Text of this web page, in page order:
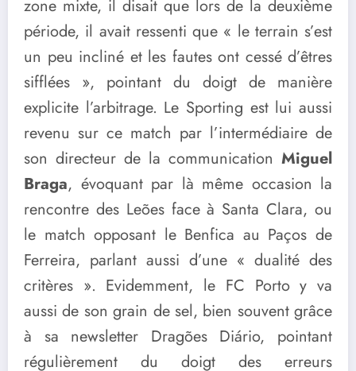
zone mixte, il disait que lors de la deuxième
période, il avait ressenti que « le terrain s’est
un peu incliné et les fautes ont cessé d’êtres
sifflées », pointant du doigt de manière
explicite l’arbitrage. Le Sporting est lui aussi
revenu sur ce match par l’intermédiaire de
son directeur de la communication Miguel
Braga, évoquant par là même occasion la
rencontre des Leões face à Santa Clara, ou
le match opposant le Benfica au Paços de
Ferreira, parlant aussi d’une « dualité des
critères ». Evidemment, le FC Porto y va
aussi de son grain de sel, bien souvent grâce
à sa newsletter Dragões Diário, pointant
régulièrement du doigt des erreurs